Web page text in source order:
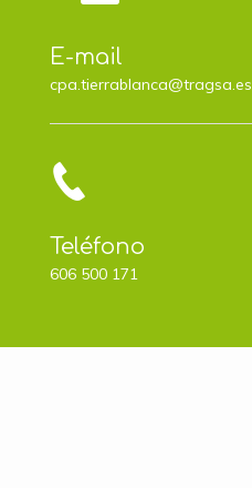
E-mail
cpa.tierrablanca@tragsa.es
Teléfono
606 500 171